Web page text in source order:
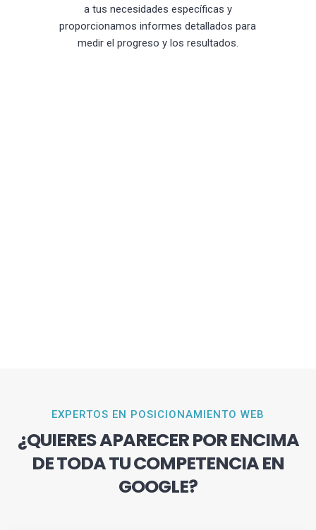
a tus necesidades específicas y
proporcionamos informes detallados para
medir el progreso y los resultados.
EXPERTOS EN POSICIONAMIENTO WEB
¿QUIERES APARECER POR ENCIMA
DE TODA TU COMPETENCIA EN
GOOGLE?